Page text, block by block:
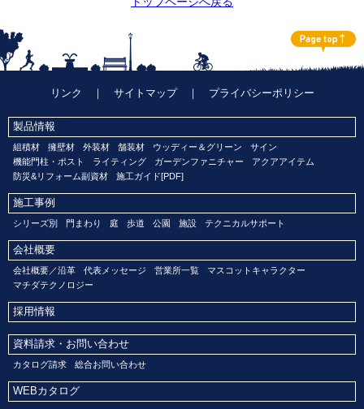
リンク ｜ サイトマップ｜ プライバシーポリシー
製品情報
組積材 擁壁材 外装材 舗装材 ウッディー＆グリーン
サイン
機能門柱・ポスト
ライティング ガーデンファニチャー
アクアアイテム
防災&リフォーム副資材
施工ガイド[PDF]
施工事例
シリーズ別 門まわり 庭 歩道 公園 施設 テクニカルサポート
会社概要
会社概要／沿革 代表メッセージ 営業所一覧
マスコットキャラクター
マチダテクノロジー
採用情報
資料請求・お問い合わせ
カタログ請求 総合お問い合わせ
WEBカタログ